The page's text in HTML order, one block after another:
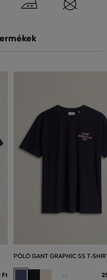
Ft
PÓLÓ GANT GRAPHIC SS T-
+1